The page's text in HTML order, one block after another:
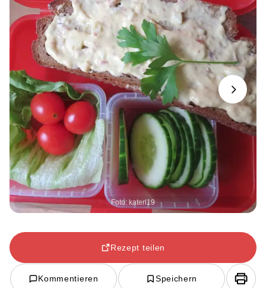
Foto: katerl19
Next
Rezept teilen
Kommentieren Speichern